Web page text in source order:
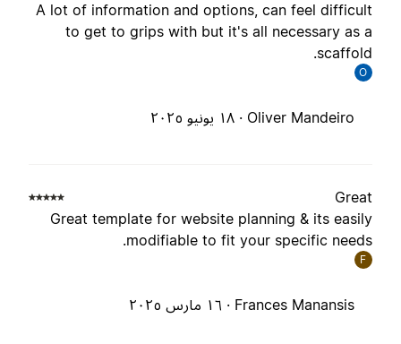
A lot of information and options, can feel
to get to grips with but it's all necessary as
Oliver Mandeiro · ١٨ يونيو ٢٠٢٥
Great template for website planning & its
modifiable to fit your specific
Frances Manansis · ١٦ مارس ٢٠٢٥